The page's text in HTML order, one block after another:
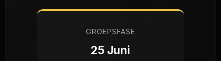
GROEPSFASE
25 Juni